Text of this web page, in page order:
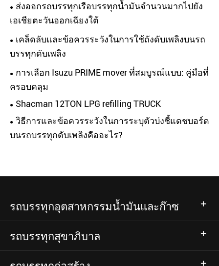
ส่งออกรถบรรทุกเรือบรรทุกน้ำมันจำนวนมากไปยัง
เอเชียตะวันออกเฉียงใต้
เคล็ดลับและข้อควรระวังในการใช้ถังดับเพลิงบนรถ
บรรทุกดับเพลิง
การเลือก Isuzu PRIME mover ที่สมบูรณ์แบบ: คู่มือที่
ครอบคลุม
Shacman 12TON LPG refilling TRUCK
วิธีการและข้อควรระวังในการระบุตัวบ่งชี้แดชบอร์ด
บนรถบรรทุกดับเพลิงคืออะไร?
รถบรรทุกอุตสาหกรรมน้ำมันและก๊าซ
รถบรรทุกสุขาภิบาล